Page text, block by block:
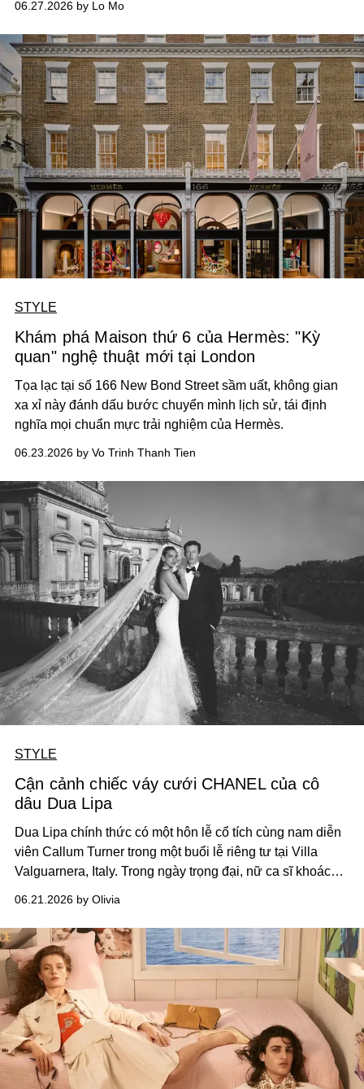
trong những lần xuất hiện đầy phong cách.
06.27.2026 by Lo Mo
STYLE
Khám phá Maison thứ 6 của Hermès: "Kỳ
quan" nghệ thuật mới tại London
Tọa lạc tại số 166 New Bond Street sầm uất, không gian
xa xỉ này đánh dấu bước chuyển mình lịch sử, tái định
nghĩa mọi chuẩn mực trải nghiệm của Hermès.
06.23.2026 by Vo Trinh Thanh Tien
STYLE
Cận cảnh chiếc váy cưới CHANEL của cô
dâu Dua Lipa
Dua Lipa chính thức có một hôn lễ cổ tích cùng nam diễn
viên Callum Turner trong một buổi lễ riêng tư tại Villa
Valguarnera, Italy. Trong ngày trọng đại, nữ ca sĩ khoác
CHANEL do Matthieu Blazy thiết kế, biến cô thành
"CHANEL bride" đầu tiên của kỷ nguyên mới.
06.21.2026 by Olivia